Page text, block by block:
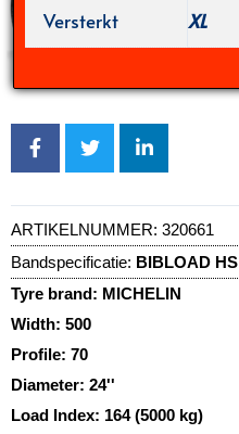
Versterkt
XL
ARTIKELNUMMER: 320661
Bandspecificatie: BIBLOAD HS
Tyre brand: MICHELIN
Width: 500
Profile: 70
Diameter: 24''
Load Index: 164 (5000 kg)